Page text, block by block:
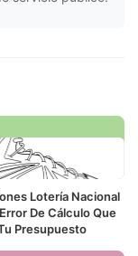
Lotería Nacional
De Cálculo Que
Presupuesto